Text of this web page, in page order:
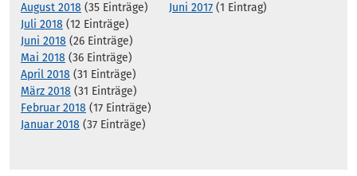
August 2018 (35 Einträge)
Juli 2018 (12 Einträge)
Juni 2018 (26 Einträge)
Mai 2018 (36 Einträge)
April 2018 (31 Einträge)
März 2018 (31 Einträge)
Februar 2018 (17 Einträge)
Januar 2018 (37 Einträge)
Juni 2017 (1 Eintrag)